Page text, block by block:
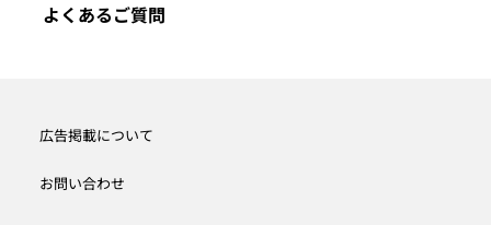
よくあるご質問
広告掲載について
お問い合わせ